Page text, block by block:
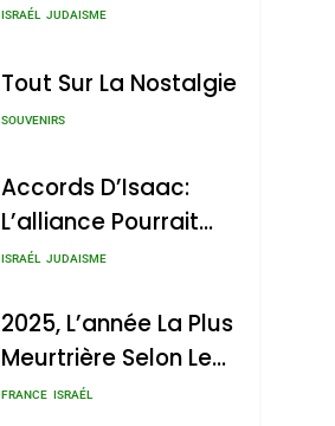
Nouvelle Chanson De
ISRAÉL JUDAISME
Tout Sur La Nostalgie
SOUVENIRS
Accords D’Isaac:
L’alliance Pourrait
S’étendre À 13 Pays
ISRAÉL JUDAISME
2025, L’année La Plus
Meurtrière Selon Le
Rapport D’ADL
FRANCE ISRAÉL